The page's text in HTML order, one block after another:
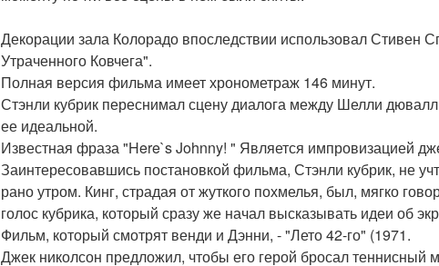
Декорации зала Колорадо впоследствии использовал
Утраченного Ковчега".
Полная версия фильма имеет хронометраж 146 минут.
Стэнли кубрик переснимал сцену диалога между Шелли
ее идеальной.
Известная фраза "Here`s Johnny! " Является импровизацией
Заинтересовавшись постановкой фильма, Стэнли кубрик, не
рано утром. Кинг, страдая от жуткого похмелья, был, мягко
голос кубрика, который сразу же начал высказывать идеи об
Фильм, который смотрят венди и Дэнни, - "Лето 42-го" (1971.
Джек николсон предложил, чтобы его герой бросал теннисный